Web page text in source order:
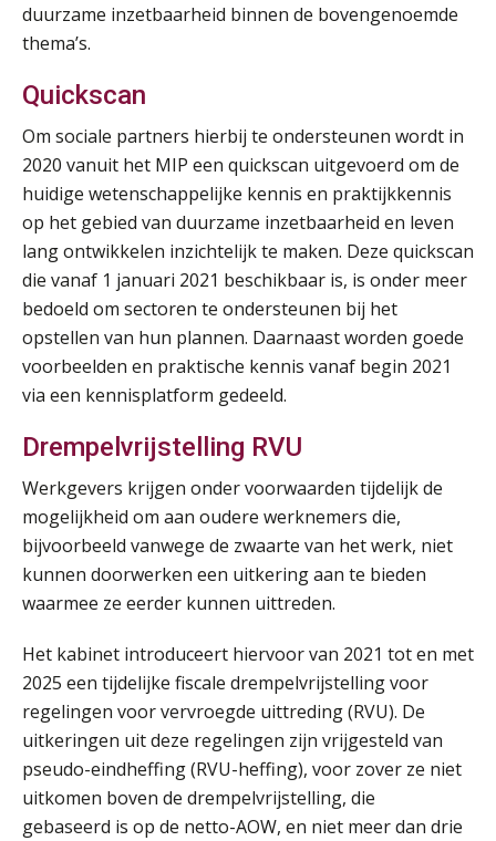
duurzame inzetbaarheid binnen de bovengenoemde
thema’s.
Quickscan
Om sociale partners hierbij te ondersteunen wordt in
2020 vanuit het MIP een quickscan uitgevoerd om de
huidige wetenschappelijke kennis en praktijkkennis
op het gebied van duurzame inzetbaarheid en leven
lang ontwikkelen inzichtelijk te maken. Deze quickscan
die vanaf 1 januari 2021 beschikbaar is, is onder meer
bedoeld om sectoren te ondersteunen bij het
opstellen van hun plannen. Daarnaast worden goede
voorbeelden en praktische kennis vanaf begin 2021
via een kennisplatform gedeeld.
Drempelvrijstelling RVU
Werkgevers krijgen onder voorwaarden tijdelijk de
mogelijkheid om aan oudere werknemers die,
bijvoorbeeld vanwege de zwaarte van het werk, niet
kunnen doorwerken een uitkering aan te bieden
waarmee ze eerder kunnen uittreden.
Het kabinet introduceert hiervoor van 2021 tot en met
2025 een tijdelijke fiscale drempelvrijstelling voor
regelingen voor vervroegde uittreding (RVU). De
uitkeringen uit deze regelingen zijn vrijgesteld van
pseudo-eindheffing (RVU-heffing), voor zover ze niet
uitkomen boven de drempelvrijstelling, die
gebaseerd is op de netto-AOW, en niet meer dan drie
11
AUG
Practical Diploma in Payroll Administration (PDL®)
Markus Verbeek Praehep
14
AUG
HBO Programma Manager Payroll Services & Benefits
Markus Verbeek Praehep
17
AUG
Module Arbeidsrecht en Sociale Zekerheid VPS
Markus Verbeek Praehep
20
AUG
Module Loonheffingen PDL
Markus Verbeek Praehep